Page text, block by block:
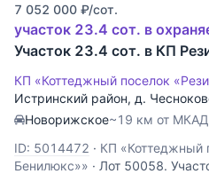
7 052 000 ₽/сот.
участок 23.4 сот. в
Участок 23.4 сот. в КП
КП «Коттеджный поселок
Истринский район, д.
Новорижское~19 км от МКАД
ID: 5014472 · КП «Коттеджный
Бенилюкс»» · Лот 50058.